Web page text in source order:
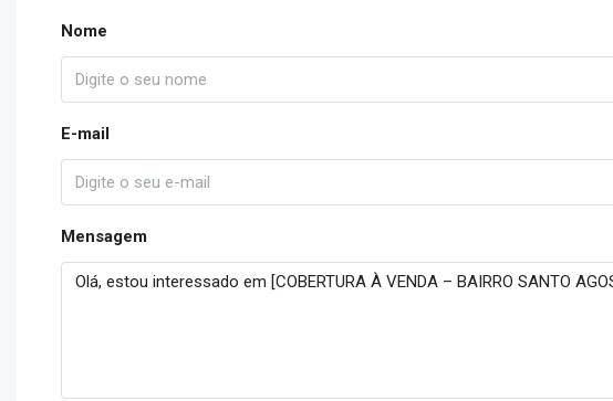
Nome
E-mail
Mensagem